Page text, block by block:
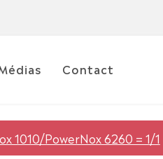
Contact
1010/PowerNox 6260 = 1/1